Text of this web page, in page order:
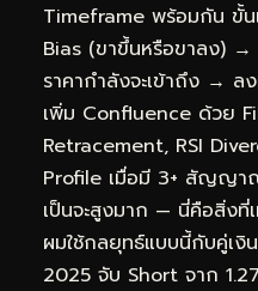
Timeframe พร้อมกัน ขั้
Bias (ขาขึ้นหรือขาลง)
ราคากำลังจะเข้าถึง →
เพิ่ม Confluence ด้วย
Retracement, RSI
Profile เมื่อมี 3+ สัญญา
เป็นจะสูงมาก — นี่คือสิ่งที่
ผมใช้กลยุทธ์แบบนี้กับคู่เงิ
2025 จับ Short จาก